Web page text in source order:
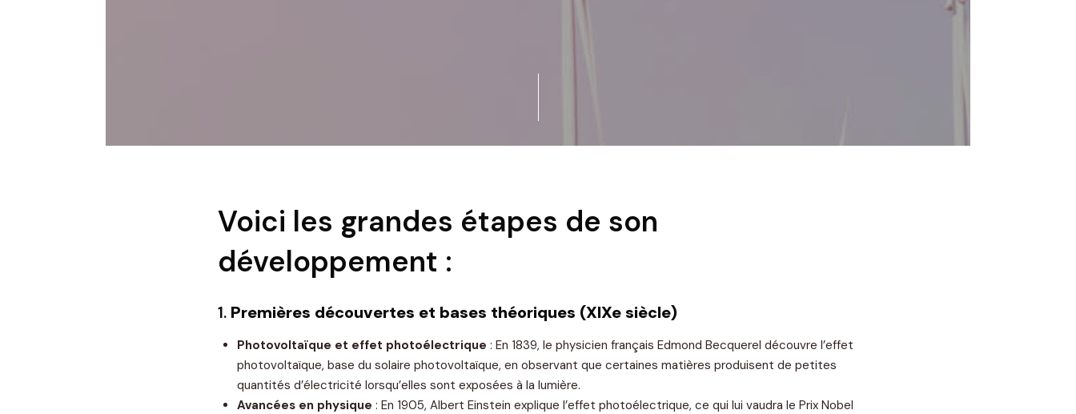
Voici les grandes étapes de son
développement :
1. Premières découvertes et bases théoriques (XIXe siècle)
Photovoltaïque et effet photoélectrique : En 1839, le physicien français Edmond Becquerel découvre l’effet
photovoltaïque, base du solaire photovoltaïque, en observant que certaines matières produisent de petites
quantités d’électricité lorsqu’elles sont exposées à la lumière.
Avancées en physique : En 1905, Albert Einstein explique l’effet photoélectrique, ce qui lui vaudra le Prix Nobel